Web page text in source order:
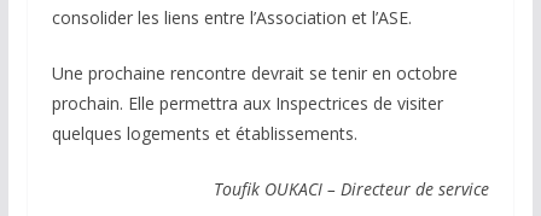
consolider les liens entre l’Association et l’ASE.
Une prochaine rencontre devrait se tenir en octobre
prochain. Elle permettra aux Inspectrices de visiter
quelques logements et établissements.
Toufik OUKACI – Directeur de service